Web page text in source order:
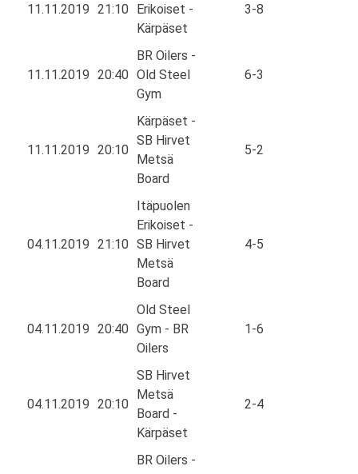
11.11.2019 21:10
Erikoiset -
Kärpäset
3-8
11.11.2019 20:40
BR Oilers -
Old Steel
Gym
6-3
11.11.2019 20:10
Kärpäset -
SB Hirvet
Metsä
Board
5-2
04.11.2019 21:10
Itäpuolen
Erikoiset -
SB Hirvet
Metsä
Board
4-5
04.11.2019 20:40
Old Steel
Gym - BR
Oilers
1-6
04.11.2019 20:10
SB Hirvet
Metsä
Board -
Kärpäset
2-4
BR Oilers -